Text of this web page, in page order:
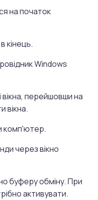
на початок
кінець.
Windows
вікна, перейшовши на
вікна.
комп'ютер.
через вікно
буферу обміну. При
активувати.